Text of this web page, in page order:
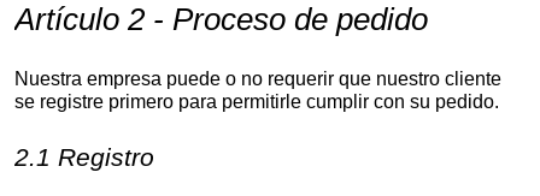
Artículo 2 - Proceso de pedido
Nuestra empresa puede o no requerir que nuestro cliente
se registre primero para permitirle cumplir con su pedido.
2.1 Registro